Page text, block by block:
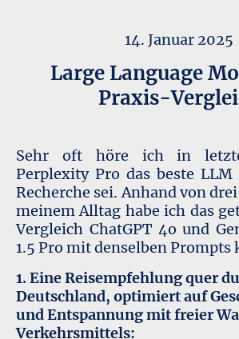
14. Januar 2025
Large Language
Praxis-
Sehr oft höre ich in
Perplexity Pro das beste
Recherche sei. Anhand von
meinem Alltag habe ich das
Vergleich ChatGPT 4o und
1.5 Pro mit denselben
1. Eine Reisempfehlung quer
Deutschland, optimiert auf
und Entspannung mit freier
Verkehrsmittels: